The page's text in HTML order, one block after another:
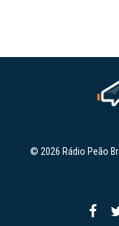
© 2026 Rádio Peão